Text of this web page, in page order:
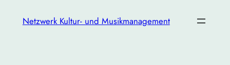
InhaltNetzwerk Kultur- und Musikmanagement